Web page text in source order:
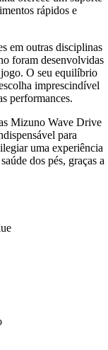
rápidos e
em outras disciplinas
foram desenvolvidas
jogo. O seu equilíbrio
imprescindível
performances.
Mizuno Wave Drive
para
uma experiência
dos pés, graças a